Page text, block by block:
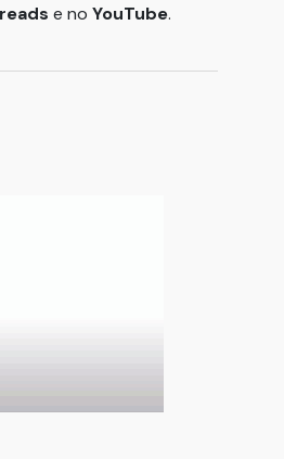
e no YouTube.